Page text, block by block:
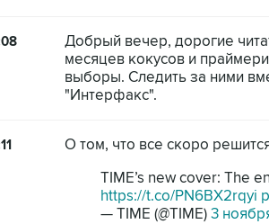
Добрый вечер, дорогие
месяцев кокусов и
выборы. Следить за ними
"Интерфакс".
О том, что все скоро
TIME’s new cover: The
https://t.co/PN6BX2rqyi
— TIME (@TIME) 3